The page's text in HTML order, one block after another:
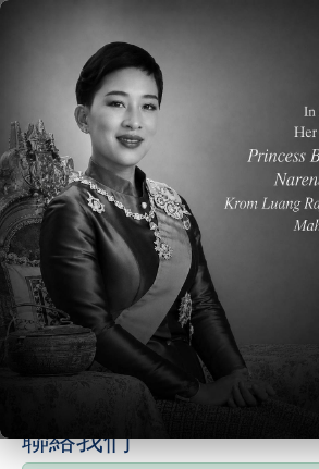
移至主內容
🌐 中文，傳統
Submitted byWebtrixon 週一, 1 十二
是的，TCIS 為一所私立的、非宗教的
女兼收的學校。
FAQ Type
About
聯絡我們